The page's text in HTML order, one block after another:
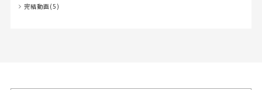
完結動画(5)